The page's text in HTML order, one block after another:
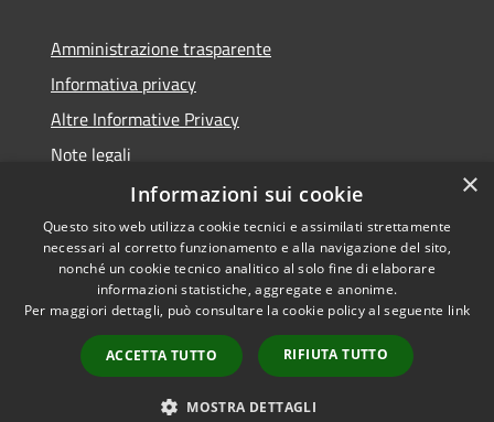
Amministrazione trasparente
Informativa privacy
Altre Informative Privacy
Note legali
Dichiarazione di accessibilità
RSS
Accessibilità
Copyright © 2026 • Comune di
Municipium•
Accesso
redazione
×
Informazioni sui cookie
Questo sito web utilizza cookie tecnici e assimilati strettamente
necessari al corretto funzionamento e alla navigazione del sito,
nonché un cookie tecnico analitico al solo fine di elaborare
informazioni statistiche, aggregate e anonime.
Per maggiori dettagli, può consultare la cookie policy al seguente link
ACCETTA TUTTO RIFIUTA TUTTO
MOSTRA DETTAGLI